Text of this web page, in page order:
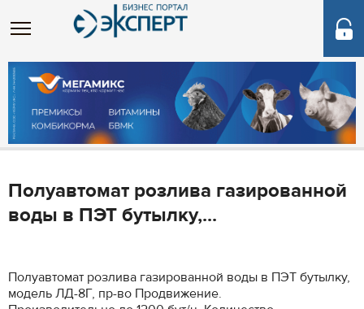
Полуавтомат розлива газированной
воды в ПЭТ бутылку,...
Полуавтомат розлива газированной воды в ПЭТ бутылку,
модель ЛД-8Г, пр-во Продвижение.